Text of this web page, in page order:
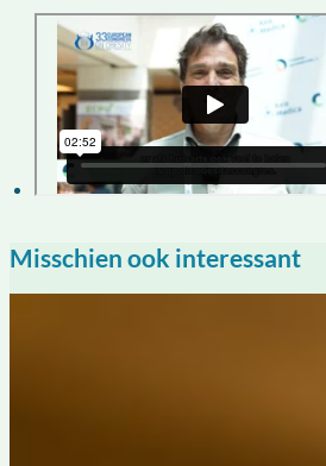
Misschien ook interessant